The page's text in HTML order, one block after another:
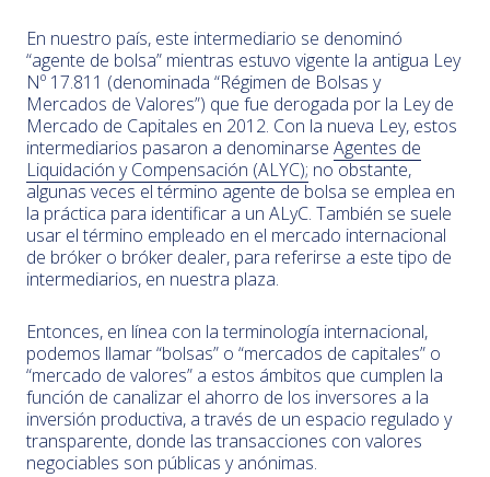
En nuestro país, este intermediario se denominó
“agente de bolsa” mientras estuvo vigente la antigua Ley
Nº 17.811 (denominada “Régimen de Bolsas y
Mercados de Valores”) que fue derogada por la Ley de
Mercado de Capitales en 2012. Con la nueva Ley, estos
intermediarios pasaron a denominarse Agentes de
Liquidación y Compensación (ALYC); no obstante,
algunas veces el término agente de bolsa se emplea en
la práctica para identificar a un ALyC. También se suele
usar el término empleado en el mercado internacional
de bróker o bróker dealer, para referirse a este tipo de
intermediarios, en nuestra plaza.
Entonces, en línea con la terminología internacional,
podemos llamar “bolsas” o “mercados de capitales” o
“mercado de valores” a estos ámbitos que cumplen la
función de canalizar el ahorro de los inversores a la
inversión productiva, a través de un espacio regulado y
transparente, donde las transacciones con valores
negociables son públicas y anónimas.